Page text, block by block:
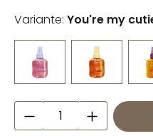
Variante: You're my
Produkt Anzahl: